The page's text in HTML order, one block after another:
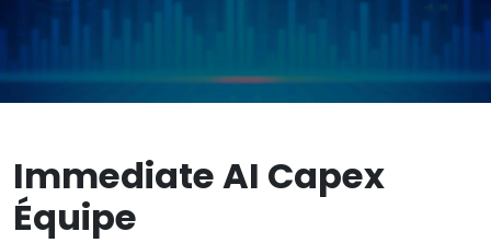
Immediate AI Capex
Équipe